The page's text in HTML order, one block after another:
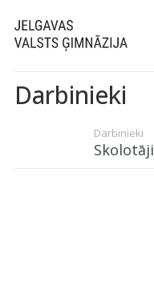
Darbinieki
Darbinieki
Skolotāji